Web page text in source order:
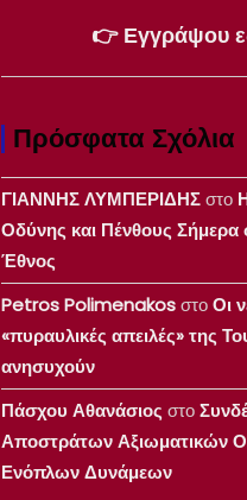
👉 Εγγράψου
Πρόσφατα Σχόλια
ΓΙΑΝΝΗΣ ΛΥΜΠΕΡΙΔΗΣστο
Οδύνης και Πένθους Σήμερα
Έθνος
Petros PolimenakosστοΟι
«πυραυλικές απειλές» της
ανησυχούν
Πάσχου Αθανάσιος στο
Αποστράτων Αξιωματικών
Ενόπλων Δυνάμεων